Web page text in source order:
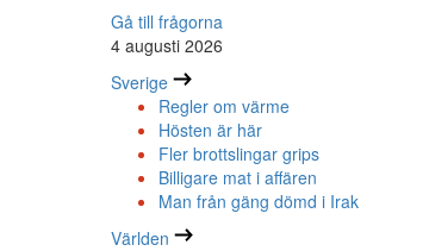
Gå till frågorna
4 augusti 2026
Sverige
Regler om värme
Hösten är här
Fler brottslingar grips
Billigare mat i affären
Man från gäng dömd i Irak
Världen